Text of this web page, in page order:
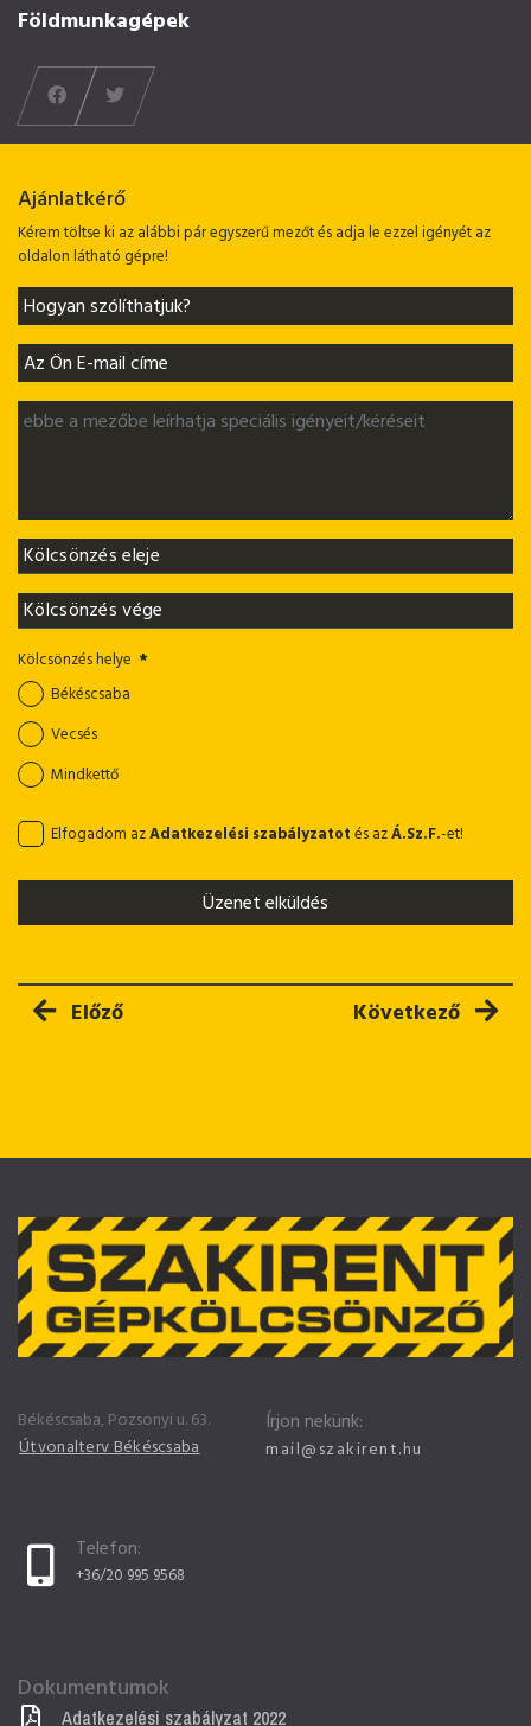
Földmunkagépek
Ajánlatkérő
Kérem töltse ki az alábbi pár egyszerű mezőt és adja le ezzel igényét az
oldalon látható gépre!
Kölcsönzés helye *
Békéscsaba
Vecsés
Mindkettő
Elfogadom azAdatkezelési szabályzatotés azÁ.Sz.F.-et!
Üzenet elküldés
Előző cikk: Öntözőrendszer, földkábel ásó
Előző Következő cikk:
Következő
Békéscsaba, Pozsonyi u. 63.
Útvonalterv Békéscsaba
Írjon nekünk:
mail@szakirent.hu
Telefon:
+36/20 995 9568
Dokumentumok
Adatkezelési szabályzat 2022